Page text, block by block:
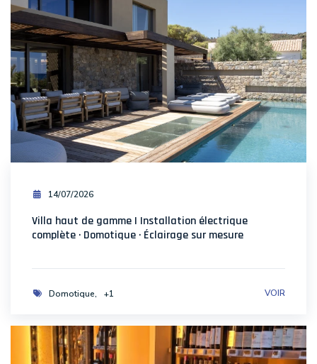
14/07/2026
Villa haut de gamme | Installation électrique
complète · Domotique · Éclairage sur mesure
Domotique +1 VOIR